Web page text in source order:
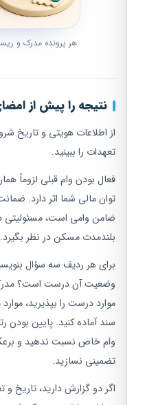
هر پرونده مدرک و
نتیجه را پیش از امضای
از اطلاعات هویتی و تاریخ شروع
تعهدات را ببینید.
فعال بودن وام قبلی لزوماً همان
توان مالی شما اثر دارد.
ضامن وامی است، مسئولیتی
بلندمدت مسکن در نظر بگیرد.
برای هر ردیف سه سؤال
وضعیت آن درست است؟ مدرک
موارد درست را بپذیرید، موارد
سند آماده کنید. پایین بودن
وام خاص نسبت ندهید و
تضمینی نسازید.
اگر دو گزارش دارید، تاریخ و